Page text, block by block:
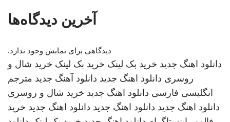
آخرین دیدگاه‌ها
دیدگاهی برای نمایش وجود ندارد.
دانلود اهنگ جدید خرید بک لینک خرید بک لینک خرید شال و
روسری دانلود اهنگ جدید دانلود آهنگ جدید مترجم
انگلیسی فارسی دانلود اهنگ جدید خرید شال و روسری
دانلود اهنگ جدید دانلود اهنگ جدید دانلود اهنگ جدید خرید